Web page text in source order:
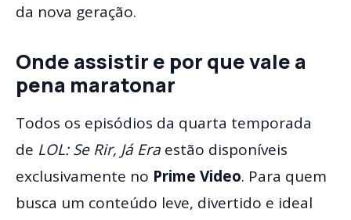
da nova geração.
Onde assistir e por que vale a
pena maratonar
Todos os episódios da quarta temporada
de LOL: Se Rir, Já Era estão disponíveis
exclusivamente no Prime Video. Para quem
busca um conteúdo leve, divertido e ideal